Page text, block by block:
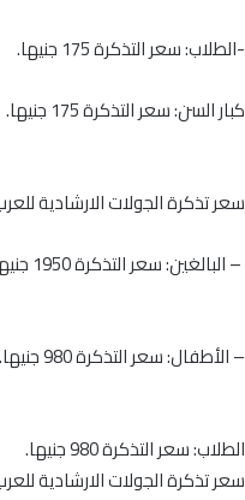
كبار السن: سعر التذكرة 175 جنيها.
سعر تذكرة الجولات الارشادية
– الأطفال: سعر التذكرة 980 جنيها.
الطلاب: سعر التذكرة 980 جنيها.